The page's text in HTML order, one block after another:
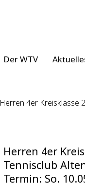
Der WTV
Herren 4er Kreisklasse
Herren 4er
Tennisclub
Termin: So.